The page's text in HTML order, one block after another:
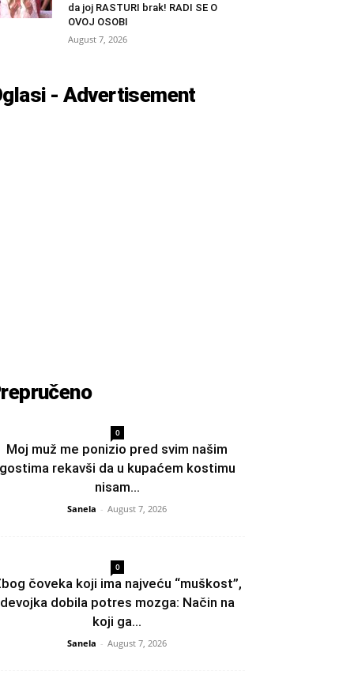
da joj RASTURI brak! RADI SE O
OVOJ OSOBI
August 7, 2026
- Advertisement
0
Moj muž me ponizio pred svim našim
rekavši da u kupaćem kostimu
nisam...
Sanela - August 7, 2026
0
čoveka koji ima najveću “muškost”,
devojka dobila potres mozga: Način na
koji ga...
Sanela - August 7, 2026